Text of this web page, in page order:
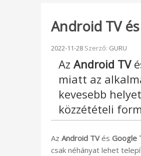
Android TV
Beküldve:
2022-11-28 Szerző: GURU
Az Android TV
miatt az
kevesebb
közzétételi
Az Android TVés Google
csak néhányat lehet